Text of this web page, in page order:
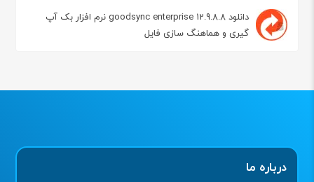
دانلود goodsync enterprise 12.9.8.8 نرم افزار بک آپ
گیری و هماهنگ سازی فایل
درباره ما